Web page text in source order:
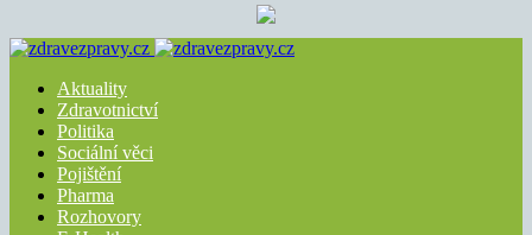
Aktuality
Zdravotnictví
Politika
Sociální věci
Pojištění
Pharma
Rozhovory